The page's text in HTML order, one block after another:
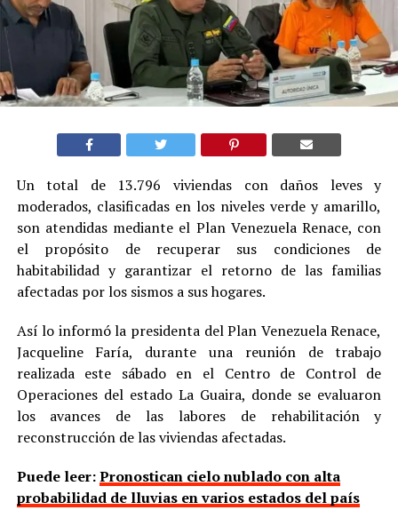
Un total de 13.796 viviendas con daños leves y
moderados, clasificadas en los niveles verde y amarillo,
son atendidas mediante el Plan Venezuela Renace, con
el propósito de recuperar sus condiciones de
habitabilidad y garantizar el retorno de las familias
afectadas por los sismos a sus hogares.
Así lo informó la presidenta del Plan Venezuela Renace,
Jacqueline Faría, durante una reunión de trabajo
realizada este sábado en el Centro de Control de
Operaciones del estado La Guaira, donde se evaluaron
los avances de las labores de rehabilitación y
reconstrucción de las viviendas afectadas.
Puede leer:Pronostican cielo nublado con alta
probabilidad de lluvias en varios estados del país